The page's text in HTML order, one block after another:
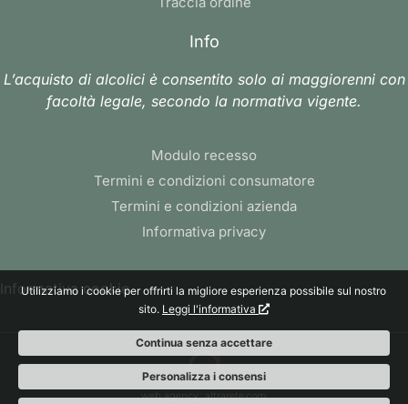
Info
L’acquisto di alcolici è consentito solo ai maggiorenni con
facoltà legale, secondo la normativa vigente.
Modulo recesso
Termini e condizioni consumatore
Termini e condizioni azienda
Informativa privacy
Informativa cookie
web agency: altrarete.com
Utilizziamo i cookie per offrirti la migliore esperienza possibile sul nostro
sito. Leggi l'informativa
Continua senza accettare
Personalizza i consensi